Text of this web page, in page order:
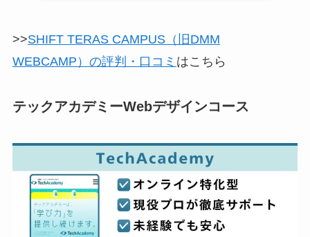
>>SHIFT TERAS CAMPUS（旧DMM
WEBCAMP）の評判・口コミ はこちら
テックアカデミーWebデザインコース